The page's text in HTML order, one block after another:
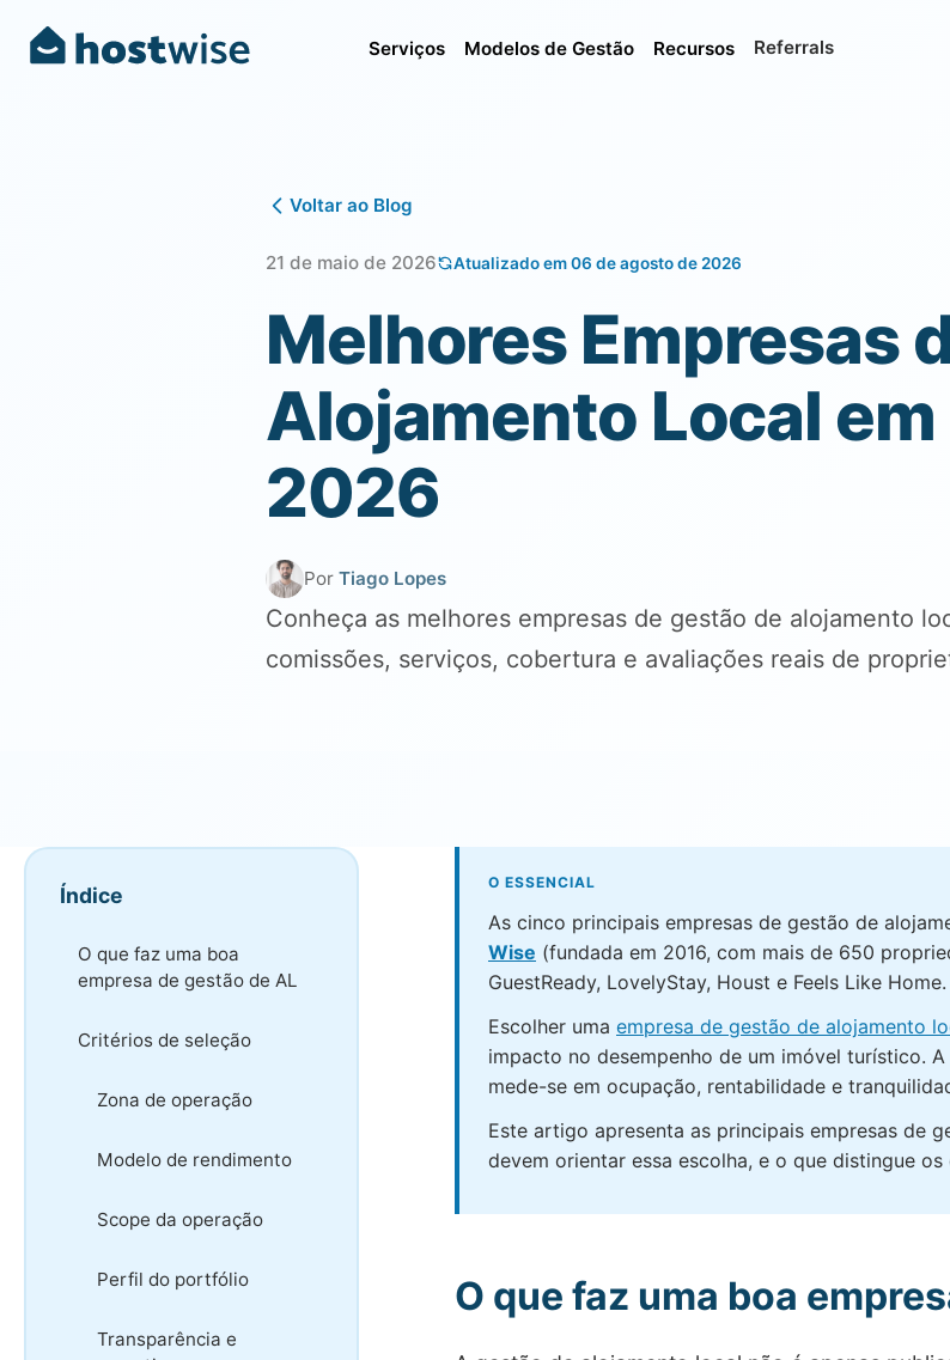
Serviços Modelos de Gestão Recursos Referrals
Voltar ao Blog
21 de maio de 2026 Atualizado em 06 de agosto de 2026
Melhores Empresas
Alojamento Local em
2026
Por Tiago Lopes
Conheça as melhores empresas de gestão de alojamento
comissões, serviços, cobertura e avaliações reais de
Índice
O que faz uma boa
empresa de gestão de AL
Critérios de seleção
Zona de operação
Modelo de rendimento
Scope da operação
Perfil do portfólio
Transparência e
O ESSENCIAL
As cinco principais empresas de gestão de
Wise (fundada em 2016, com mais de 650
GuestReady, LovelyStay, Houst e Feels Like Home.
Escolher uma empresa de gestão de alojamento
impacto no desempenho de um imóvel turístico.
mede-se em ocupação, rentabilidade e
Este artigo apresenta as principais empresas de
devem orientar essa escolha, e o que distingue
O que faz uma boa